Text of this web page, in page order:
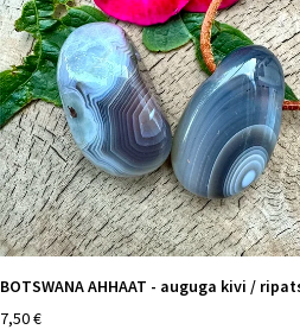
BOTSWANA AHHAAT - auguga kivi /
7,50 €